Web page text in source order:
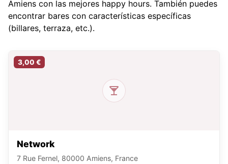
Amiens con las mejores happy hours. También puedes
encontrar bares con características específicas
(billares, terraza, etc.).
3,00 €
Network
7 Rue Fernel, 80000 Amiens, France